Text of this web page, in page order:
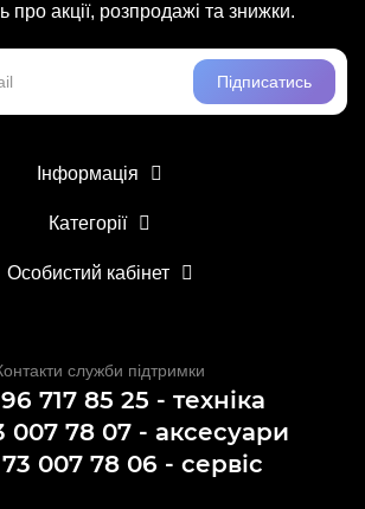
про акції, розпродажі та знижки.
Підписатись
Інформація
Категорії
Особистий кабінет
служби підтримки
717 85 25 - техніка
007 78 07 - аксесуари
007 78 06 - сервіс